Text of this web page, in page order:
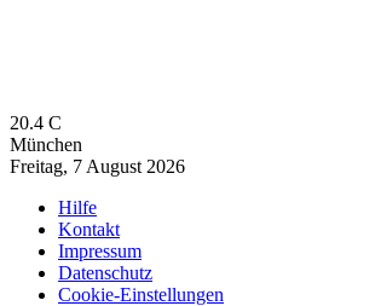
20.4 C
München
Freitag, 7 August 2026
Hilfe
Kontakt
Impressum
Datenschutz
Cookie-Einstellungen